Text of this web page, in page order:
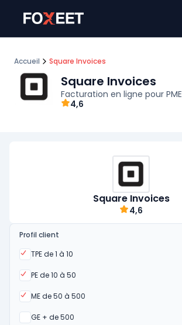
Accueil Square Invoices
Square Invoices
Facturation en ligne pour PME
4,6
Square Invoices
4,6
Profil client
TPE de 1 à 10
Oui
PE de 10 à 50
Oui
ME de 50 à 500
Oui
GE + de 500
Oui